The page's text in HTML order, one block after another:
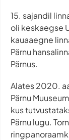
15. sajandil
oli keskaegse
kauaaegne
Pärnu
Pärnus.
Alates 2020.
Pärnu
kus
Pärnu lugu.